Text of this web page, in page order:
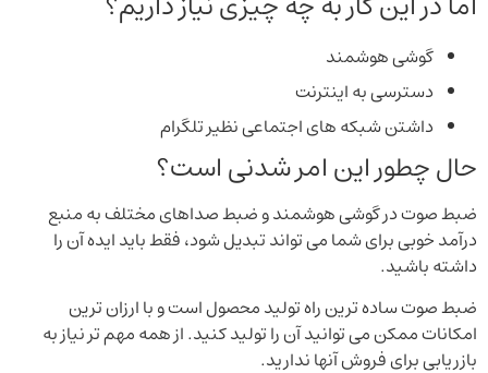
گوشی هوشمند
دسترسی به اینترنت
داشتن شبکه های اجتماعی نظیر تلگرام
حال چطور این امر شدنی است؟
ضبط صوت در گوشی هوشمند و ضبط صداهای مختلف به منبع
درآمد خوبی برای شما می تواند تبدیل شود، فقط باید ایده آن را
داشته باشید.
ضبط صوت ساده ترین راه تولید محصول است و با ارزان ترین
امکانات ممکن می توانید آن را تولید کنید. از همه مهم تر نیاز به
بازریابی برای فروش آنها ندارید.